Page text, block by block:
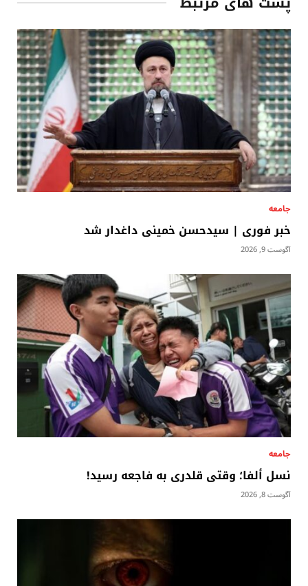
جامعه
خبر فوری | سیدحسن خمینی داغدار شد
آگوست 9, 2026
جامعه
نسل ألفا؛ وقتی قلدری به فاجعه رسید!
آگوست 8, 2026